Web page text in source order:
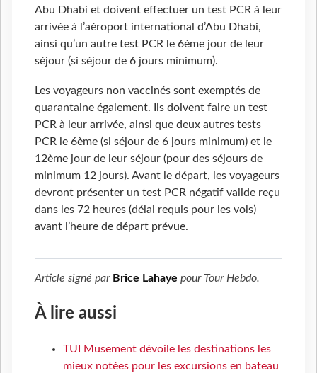
Abu Dhabi et doivent effectuer un test PCR à leur
arrivée à l’aéroport international d’Abu Dhabi,
ainsi qu’un autre test PCR le 6ème jour de leur
séjour (si séjour de 6 jours minimum).
Les voyageurs non vaccinés sont exemptés de
quarantaine également. Ils doivent faire un test
PCR à leur arrivée, ainsi que deux autres tests
PCR le 6ème (si séjour de 6 jours minimum) et le
12ème jour de leur séjour (pour des séjours de
minimum 12 jours). Avant le départ, les voyageurs
devront présenter un test PCR négatif valide reçu
dans les 72 heures (délai requis pour les vols)
avant l’heure de départ prévue.
Article signé par Brice Lahaye pour Tour Hebdo.
À lire aussi
TUI Musement dévoile les destinations les
mieux notées pour les excursions en bateau